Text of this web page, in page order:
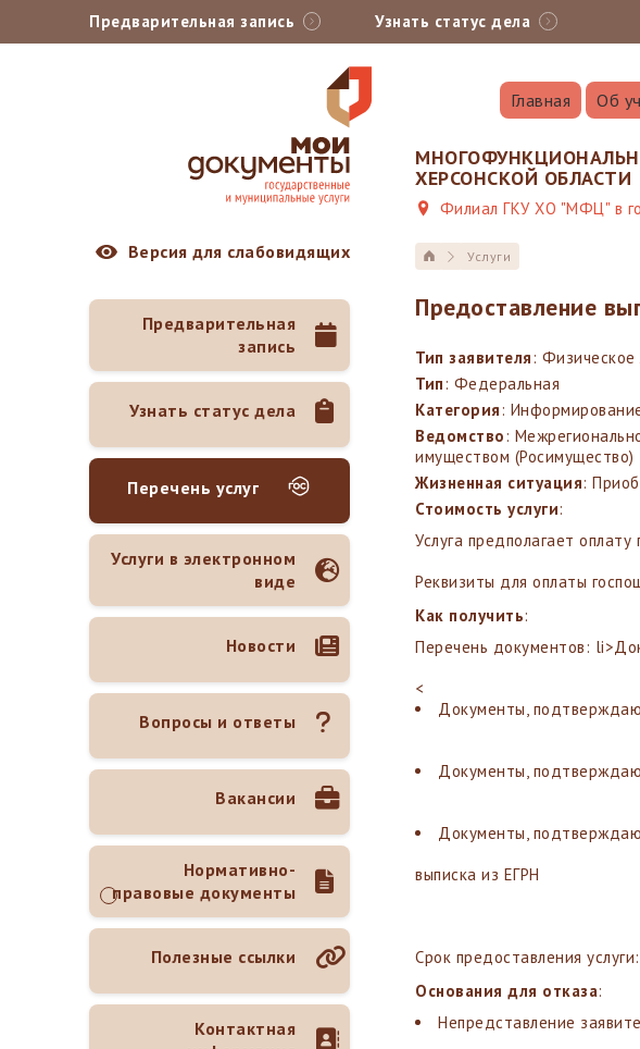
Предварительная запись Узнать статус дела
Главная Об
ХЕРСОНСКОЙ ОБЛАСТИ
Филиал ГКУ ХО "МФЦ" в
Версия для слабовидящих
Предварительная
запись
Узнать статус дела
Перечень услуг
Услуги в электронном
виде
Новости
Вопросы и ответы
Вакансии
Нормативно-
правовые документы
Полезные ссылки
Контактная
Услуги
Предоставление
Тип заявителя: Физическое
Тип: Федеральная
Категория:
Ведомство:
имуществом (Росимущество)
Жизненная ситуация:
Стоимость услуги:
Услуга предполагает
Реквизиты для оплаты
Как получить:
Перечень документов:
<
Документы,
Документы,
Документы,
выписка из ЕГРН
Срок предоставления
Основания для отказа:
Непредставление